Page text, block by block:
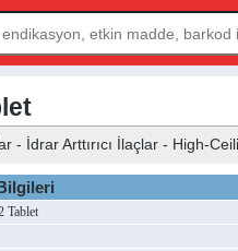
- İdrar Arttırıcı İlaçlar - High-
Tablet